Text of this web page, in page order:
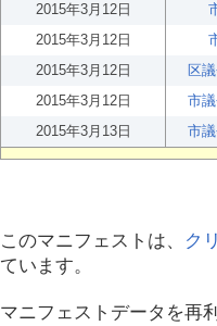
2015年3月12日
2015年3月12日
2015年3月12日
区
2015年3月12日
市
2015年3月13日
市
このマニフェストは、 ク
ています。
マニフェストデータを再